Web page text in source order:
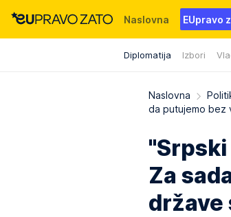
Naslovna EUpravo
Diplomatija Izbori
Događaji News
Naslovna
da putujemo bez
Za
države